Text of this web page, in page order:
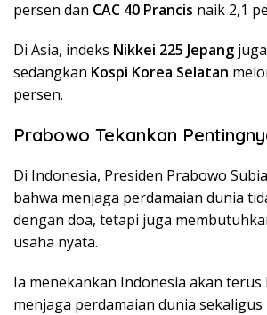
persen dan CAC 40 Prancis naik 2,1
Di Asia, indeks Nikkei 225 Jepang
sedangkan Kospi Korea Selatan
persen.
Prabowo Tekankan
Di Indonesia, Presiden Prabowo
bahwa menjaga perdamaian dunia
dengan doa, tetapi juga
usaha nyata.
Ia menekankan Indonesia akan terus
menjaga perdamaian dunia